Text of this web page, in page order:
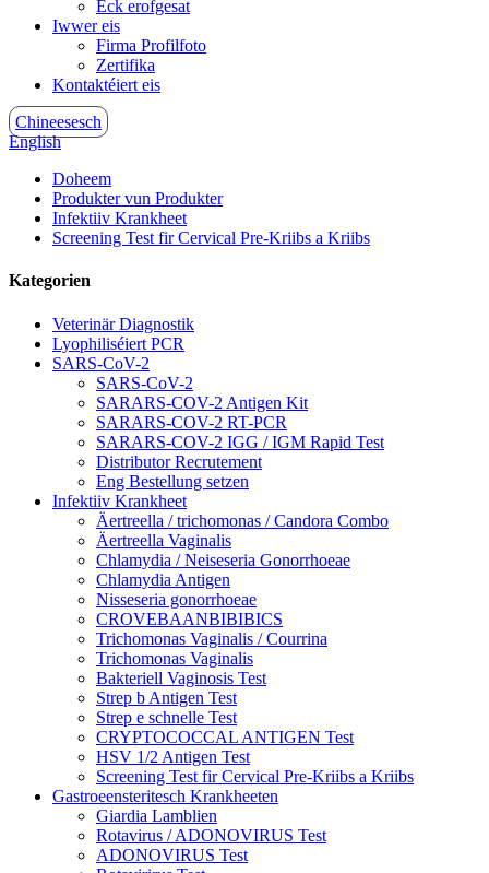
Eck erofgesat
Iwwer eis
Firma Profilfoto
Zertifika
Kontaktéiert eis
Chineesesch
English
Doheem
Produkter vun Produkter
Infektiiv Krankheet
Screening Test fir Cervical Pre-Kriibs a Kriibs
Kategorien
Veterinär Diagnostik
Lyophiliséiert PCR
SARS-CoV-2
SARS-CoV-2
SARARS-COV-2 Antigen Kit
SARARS-COV-2 RT-PCR
SARARS-COV-2 IGG / IGM Rapid Test
Distributor Recrutement
Eng Bestellung setzen
Infektiiv Krankheet
Äertreella / trichomonas / Candora Combo
Äertreella Vaginalis
Chlamydia / Neiseseria Gonorrhoeae
Chlamydia Antigen
Nisseseria gonorrhoeae
CROVEBAANBIBIBICS
Trichomonas Vaginalis / Courrina
Trichomonas Vaginalis
Bakteriell Vaginosis Test
Strep b Antigen Test
Strep e schnelle Test
CRYPTOCOCCAL ANTIGEN Test
HSV 1/2 Antigen Test
Screening Test fir Cervical Pre-Kriibs a Kriibs
Gastroeensteritesch Krankheeten
Giardia Lamblien
Rotavirus / ADONOVIRUS Test
ADONOVIRUS Test